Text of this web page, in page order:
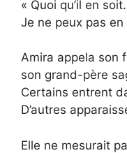
« Quoi qu’il en
Je ne peux pas en
Amira appela son
son grand-père
Certains entrent
D’autres
Elle ne mesurait